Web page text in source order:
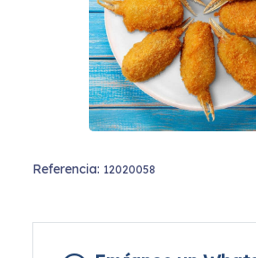
Referencia: 12020058